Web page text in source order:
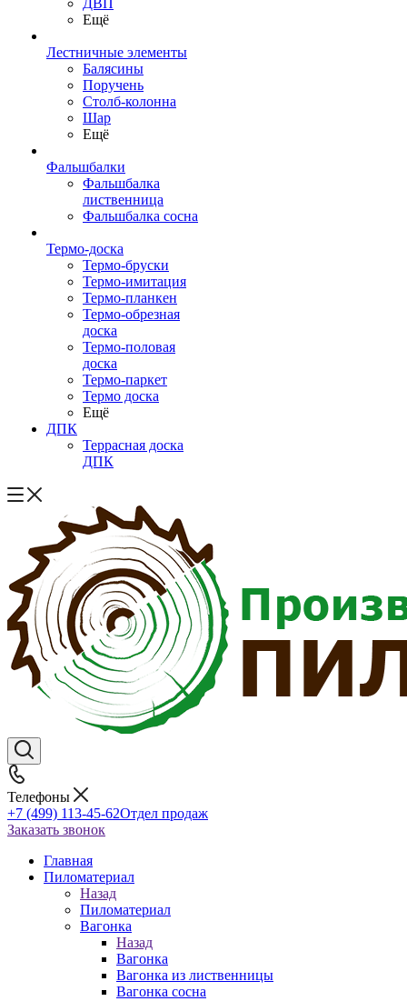
ДВП
Ещё
Лестничные элементы
Балясины
Поручень
Столб-колонна
Шар
Ещё
Фальшбалки
Фальшбалка
лиственница
Фальшбалка сосна
Термо-доска
Термо-бруски
Термо-имитация
Термо-планкен
Термо-обрезная
доска
Термо-половая
доска
Термо-паркет
Термо доска
Ещё
ДПК
Террасная доска
ДПК
Телефоны
+7 (499) 113-45-62Отдел продаж
Заказать звонок
Главная
Пиломатериал
Назад
Пиломатериал
Вагонка
Назад
Вагонка
Вагонка из лиственницы
Вагонка сосна